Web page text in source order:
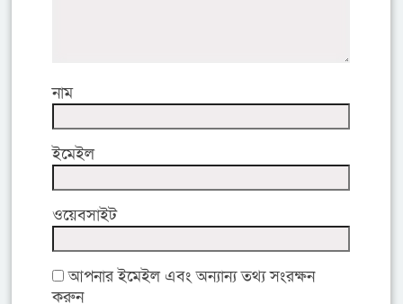
নাম
ইমেইল
ওয়েবসাইট
আপনার ইমেইল এবং অন্যান্য তথ্য সংরক্ষন
করুন